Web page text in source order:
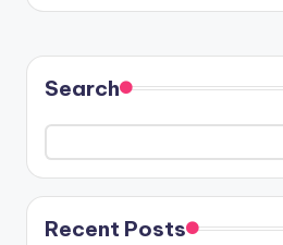
Search
Recent Posts